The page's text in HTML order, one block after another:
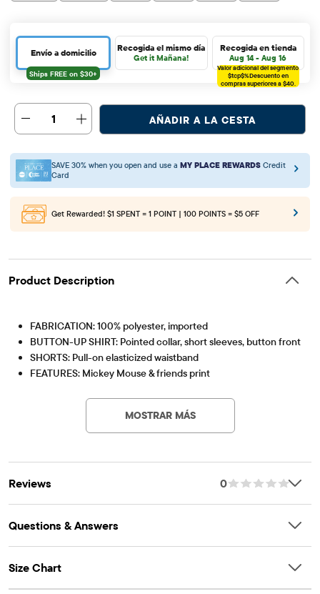
Envío a domicilio Recogida el mismo día
Get it Mañana!
Recogida en tienda
Aug 14 - Aug 16
Valor adicional del segmento
$tcp$%Descuento en
compras superiores a $40.
1 AÑADIR A LA CESTA
SAVE 30% when you open and use a MY PLACE REWARDS Credit
Card
Get Rewarded! $1 SPENT = 1 POINT | 100 POINTS = $5 OFF
Product Description
FABRICATION: 100% polyester, imported
BUTTON-UP SHIRT: Pointed collar, short sleeves, button front
SHORTS: Pull-on elasticized waistband
FEATURES: Mickey Mouse & friends print
MOSTRAR MÁS
Reviews 0
Questions & Answers
Size Chart